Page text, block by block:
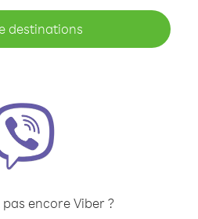
destinations
pas encore Viber ?